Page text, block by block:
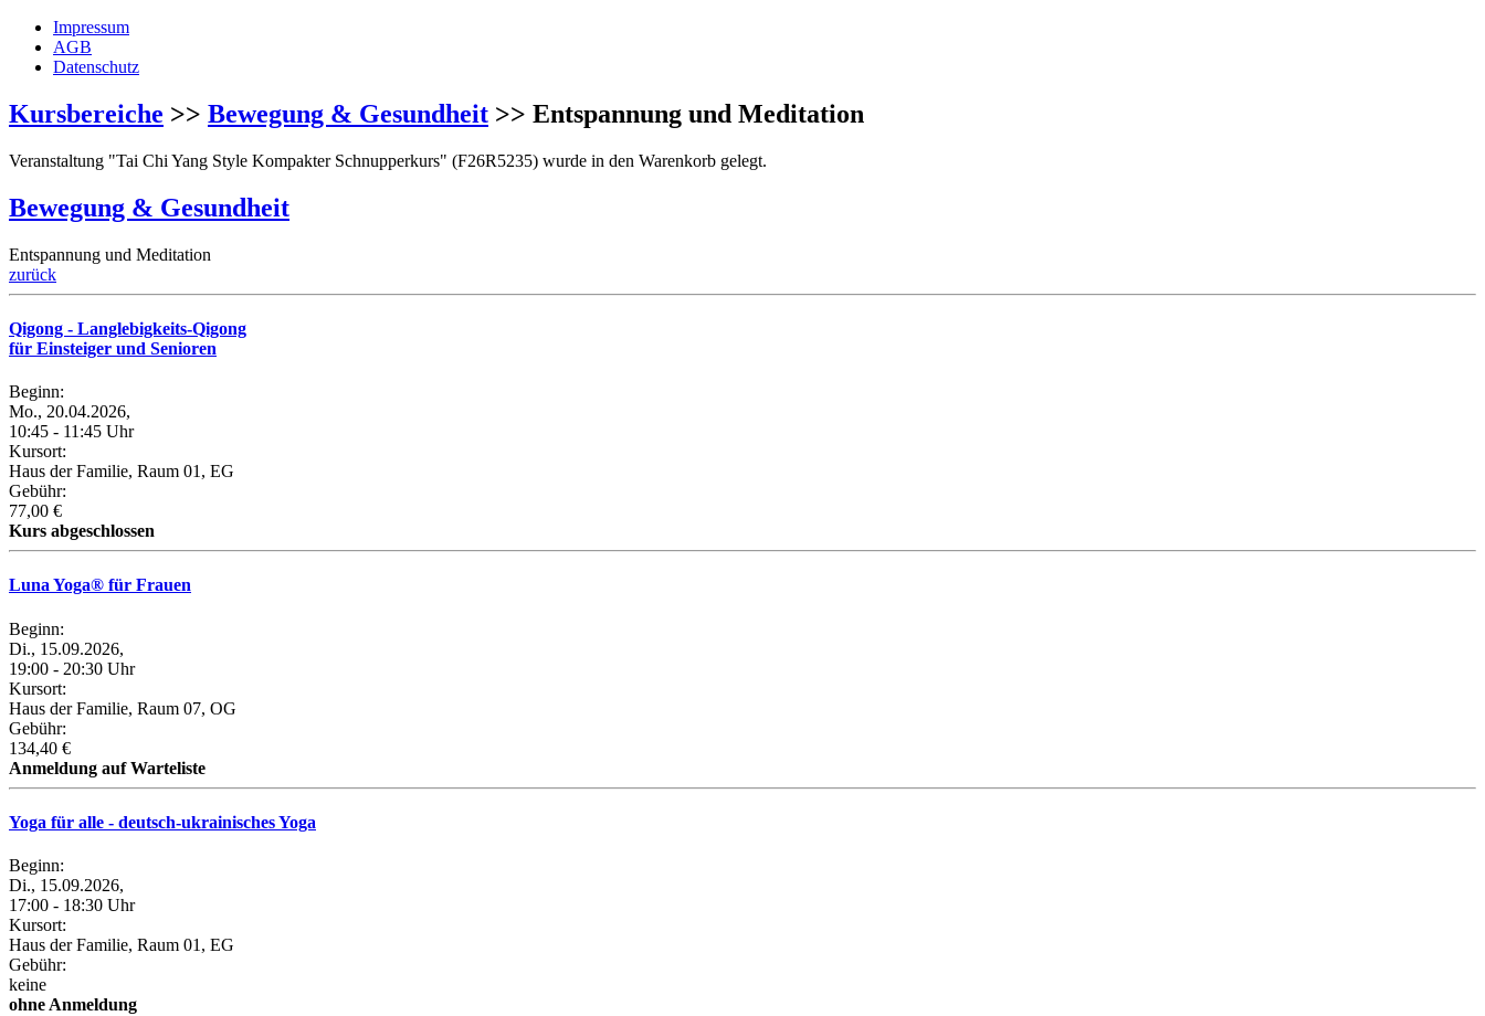
Impressum
AGB
Datenschutz
Kursbereiche >> Bewegung & Gesundheit >> Entspannung und Meditation
Veranstaltung "Tai Chi Yang Style Kompakter Schnupperkurs" (F26R5235) wurde in den Warenkorb gelegt.
Bewegung & Gesundheit
Entspannung und Meditation
zurück
Qigong - Langlebigkeits-Qigong
für Einsteiger und Senioren
Beginn:
Mo., 20.04.2026,
10:45 - 11:45 Uhr
Kursort:
Haus der Familie, Raum 01, EG
Gebühr:
77,00 €
Kurs abgeschlossen
Luna Yoga® für Frauen
Beginn:
Di., 15.09.2026,
19:00 - 20:30 Uhr
Kursort:
Haus der Familie, Raum 07, OG
Gebühr:
134,40 €
Anmeldung auf Warteliste
Yoga für alle - deutsch-ukrainisches Yoga
Beginn:
Di., 15.09.2026,
17:00 - 18:30 Uhr
Kursort:
Haus der Familie, Raum 01, EG
Gebühr:
keine
ohne Anmeldung